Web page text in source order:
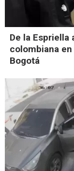
De la Espriella
colombiana
Bogotá